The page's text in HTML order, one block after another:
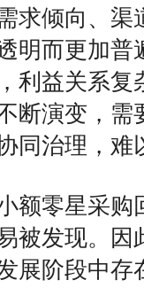
求倾向、渠
明而更加普
利益关系复
断演变，需
同治理，难
额零星采购
被发现。因
展阶段中存